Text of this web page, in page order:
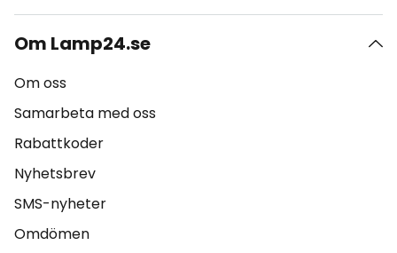
Om Lamp24.se
Om oss
Samarbeta med oss
Rabattkoder
Nyhetsbrev
SMS-nyheter
Omdömen